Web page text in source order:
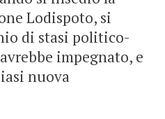
Lodispoto, si
di stasi politico-
impegnato, e
nuova